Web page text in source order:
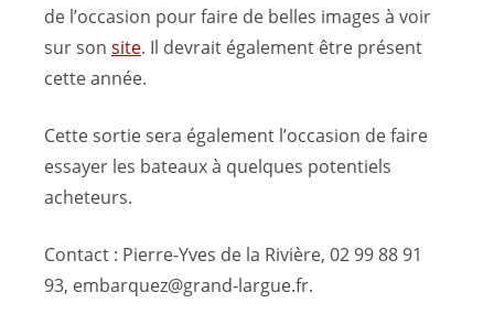
de l’occasion pour faire de belles images à voir
sur son site. Il devrait également être présent
cette année.
Cette sortie sera également l’occasion de faire
essayer les bateaux à quelques potentiels
acheteurs.
Contact : Pierre-Yves de la Rivière, 02 99 88 91
93, embarquez@grand-largue.fr.